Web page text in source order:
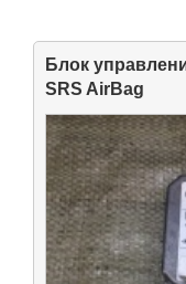
Блок
SRS AirBag